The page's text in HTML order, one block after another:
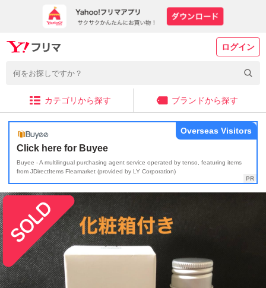
ログイン
カテゴリから探す ブランドから探す
Click here for Buyee
Buyee - A multilingual purchasing agent service operated by tenso, featuring items
from JDirectItems Fleamarket (provided by LY Corporation)
Overseas Visitors